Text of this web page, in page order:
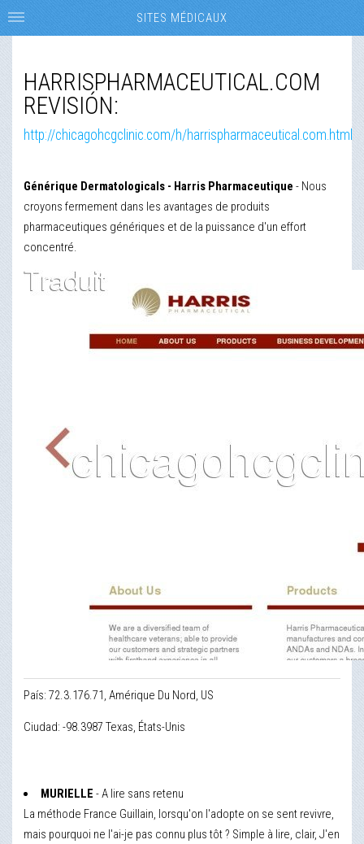
HARRISPHARMACEUTICAL.COM
REVISIÓN:
http://chicagohcgclinic.com/h/harrispharmaceutical.com.html
Générique Dermatologicals - Harris Pharmaceutique - Nous
croyons fermement dans les avantages de produits
pharmaceutiques génériques et de la puissance d'un effort
concentré.
País: 72.3.176.71, Amérique Du Nord, US
Ciudad: -98.3987 Texas, États-Unis
MURIELLE - A lire sans retenu
La méthode France Guillain, lorsqu'on l'adopte on se sent revivre,
mais pourquoi ne l'ai-je pas connu plus tôt ? Simple à lire, clair, J'en
SITES MÉDICAUX